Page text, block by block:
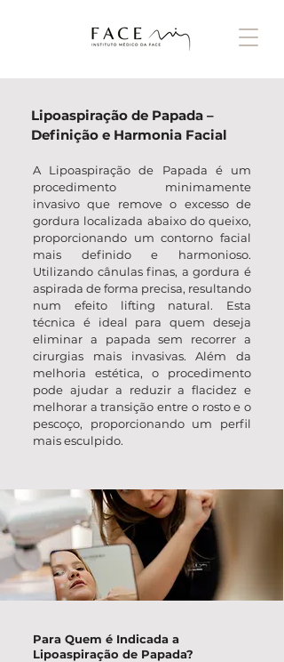
Lipoaspiração de Papada –
Definição e Harmonia Facial
A Lipoaspiração de Papada é um
procedimento minimamente
invasivo que remove o excesso de
gordura localizada abaixo do queixo,
proporcionando um contorno facial
mais definido e harmonioso.
Utilizando cânulas finas, a gordura é
aspirada de forma precisa, resultando
num efeito lifting natural. Esta
técnica é ideal para quem deseja
eliminar a papada sem recorrer a
cirurgias mais invasivas. Além da
melhoria estética, o procedimento
pode ajudar a reduzir a flacidez e
melhorar a transição entre o rosto e o
pescoço, proporcionando um perfil
mais esculpido.
Para Quem é Indicada a
Lipoaspiração de Papada?